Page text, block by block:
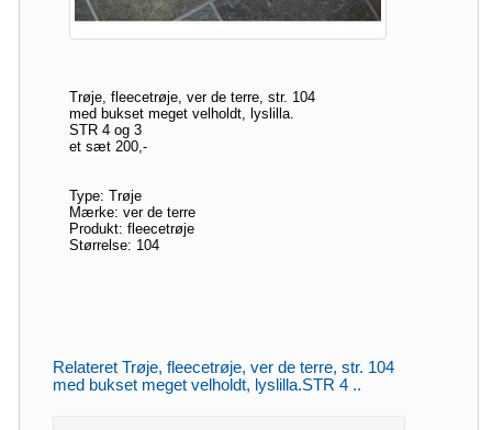
Trøje, fleecetrøje, ver de terre, str. 104
med bukset meget velholdt, lyslilla.
STR 4 og 3
et sæt 200,-
Type: Trøje
Mærke: ver de terre
Produkt: fleecetrøje
Størrelse: 104
Relateret Trøje, fleecetrøje, ver de terre, str. 104
med bukset meget velholdt, lyslilla.STR 4 ..